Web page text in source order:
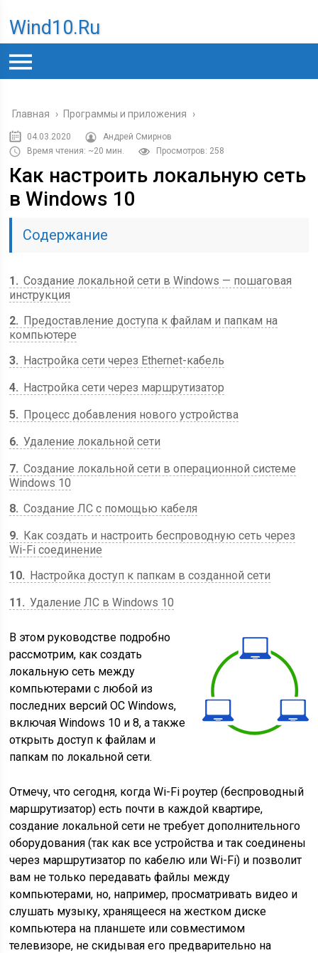
Wind10.ru
Главная › Программы и приложения ›
04.03.2020
Андрей Смирнов
Время чтения: ~20 мин.
Просмотров: 258
Как настроить локальную сеть
в Windows 10
Содержание
1
Создание локальной сети в Windows — пошаговая
инструкция
2
Предоставление доступа к файлам и папкам на
компьютере
3
Настройка сети через Ethernet-кабель
4
Настройка сети через маршрутизатор
5
Процесс добавления нового устройства
6 Удаление локальной сети
7 Создание локальной сети в операционной системе
Windows 10
8 Создание ЛС с помощью кабеля
9
Как создать и настроить беспроводную сеть через
Wi-Fi соединение
10
Настройка доступ к папкам в созданной сети
11
Удаление ЛС в Windows 10
В этом руководстве подробно
рассмотрим, как создать
локальную сеть между
компьютерами с любой из
последних версий ОС Windows,
включая Windows 10 и 8, а также
открыть доступ к файлам и
папкам по локальной сети.
Отмечу, что сегодня, когда Wi-Fi роутер (беспроводный
маршрутизатор) есть почти в каждой квартире,
создание локальной сети не требует дополнительного
оборудования (так как все устройства и так соединены
через маршрутизатор по кабелю или Wi-Fi) и позволит
вам не только передавать файлы между
компьютерами, но, например, просматривать видео и
слушать музыку, хранящееся на жестком диске
компьютера на планшете или совместимом
телевизоре, не скидывая его предварительно на